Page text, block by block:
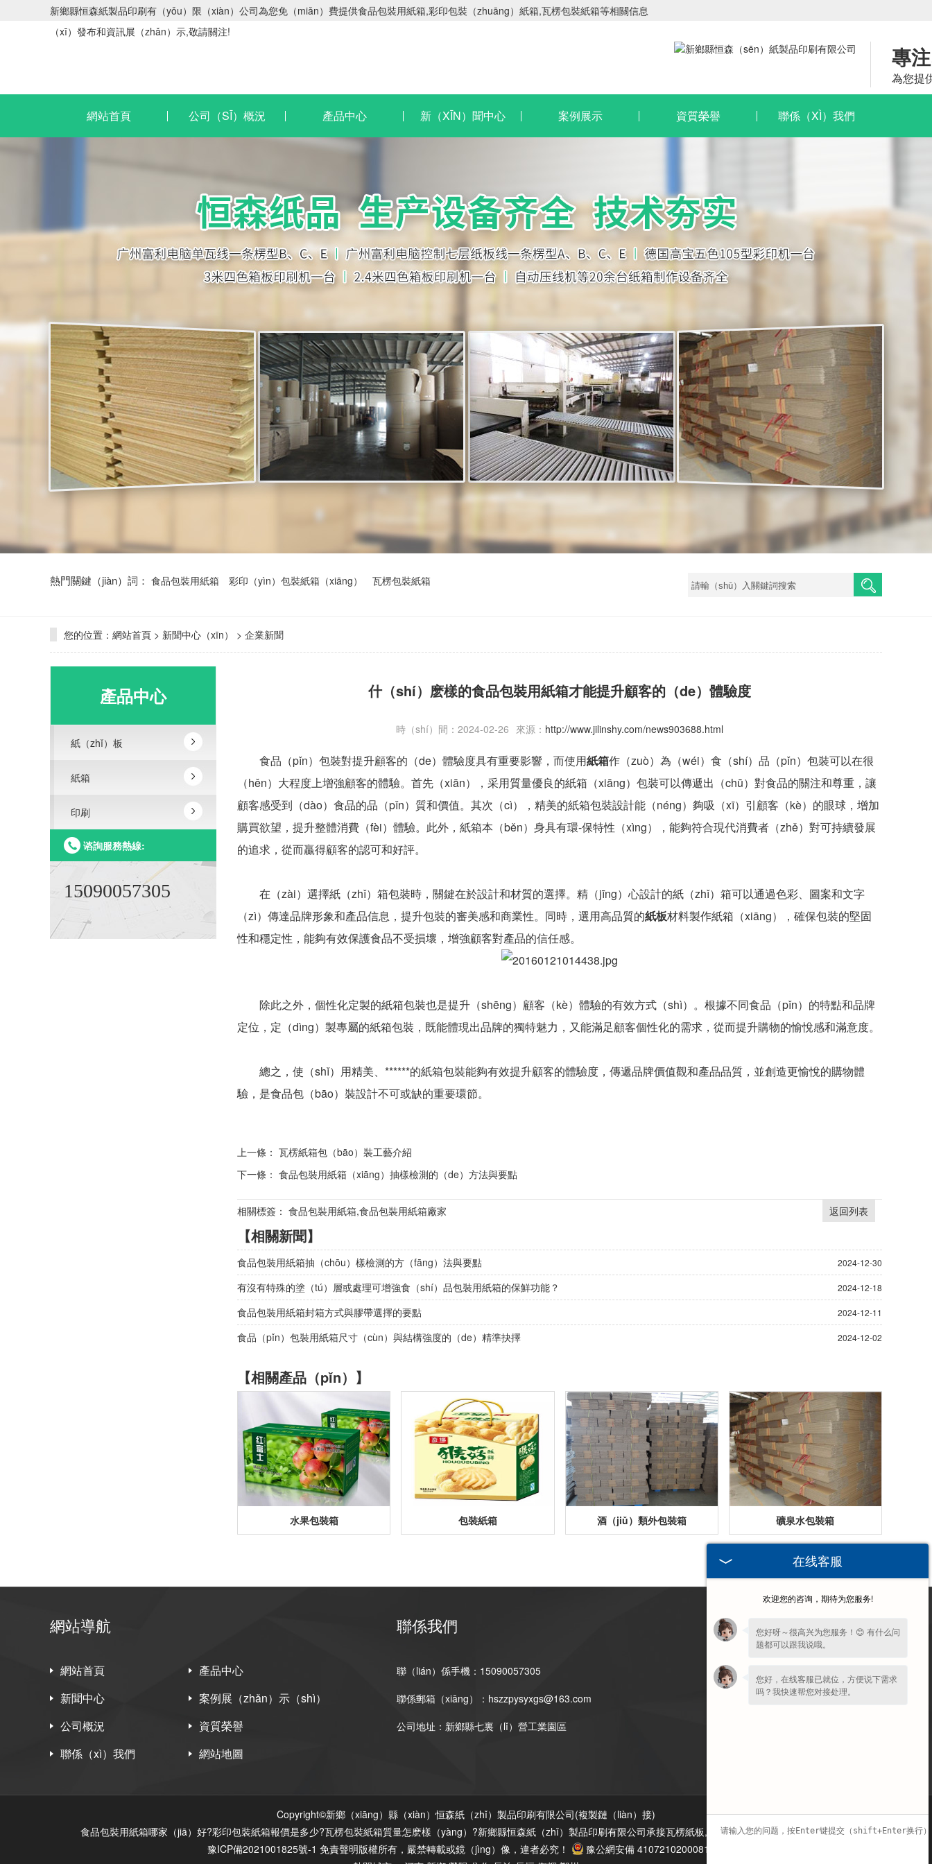
新鄉縣恒森紙製品印刷有（yǒu）限（xiàn）公司為您免（miǎn）費提供食品包裝用紙箱,彩印包裝（zhuāng）紙箱,瓦楞包裝紙箱等相關信息
（xī）發布和資訊展（zhǎn）示,敬請關注!
專
為您提
網站首頁 公司（SĪ）概況 產品中心 新（XĪN）聞中心 案例展示 資質榮譽 聯係（XÌ）我們
熱門關鍵（jiàn）詞： 食品包裝用紙箱 彩印（yìn）包裝紙箱（xiāng） 瓦楞包裝紙箱
您的位置： 網站首頁 > 新聞中心（xīn） > 企業新聞
產品中心
紙（zhǐ）板
紙箱
印刷
谘詢服務熱線:
15090057305
什（shí）麽樣的食品包裝用紙箱才能提升顧客的（de）體驗度
時（shí）間：2024-02-26 來源： http://www.jilinshy.com/news903688.html
食品（pǐn）包裝對提升顧客的（de）體驗度具有重要影響，而使用紙箱作（zuò）為（wéi）食（shí）品（pǐn）包裝可以在很
（hěn）大程度上增強顧客的體驗。首先（xiān），采用質量優良的紙箱（xiāng）包裝可以傳遞出（chū）對食品的關注和尊重，讓
顧客感受到（dào）食品的品（pǐn）質和價值。其次（cì），精美的紙箱包裝設計能（néng）夠吸（xī）引顧客（kè）的眼球，增加
購買欲望，提升整體消費（fèi）體驗。此外，紙箱本（běn）身具有環-保特性（xìng），能夠符合現代消費者（zhě）對可持續發展
的追求，從而贏得顧客的認可和好評。
在（zài）選擇紙（zhǐ）箱包裝時，關鍵在於設計和材質的選擇。精（jīng）心設計的紙（zhǐ）箱可以通過色彩、圖案和文字
（zì）傳達品牌形象和產品信息，提升包裝的審美感和商業性。同時，選用高品質的紙板材料製作紙箱（xiāng），確保包裝的堅固
性和穩定性，能夠有效保護食品不受損壞，增強顧客對產品的信任感。
除此之外，個性化定製的紙箱包裝也是提升（shēng）顧客（kè）體驗的有效方式（shì）。根據不同食品（pǐn）的特點和品牌
定位，定（dìng）製專屬的紙箱包裝，既能體現出品牌的獨特魅力，又能滿足顧客個性化的需求，從而提升購物的愉悅感和滿意度。
總之，使（shǐ）用精美、******的紙箱包裝能夠有效提升顧客的體驗度，傳遞品牌價值觀和產品品質，並創造更愉悅的購物體
驗，是食品包（bāo）裝設計不可或缺的重要環節。
上一條： 瓦楞紙箱包（bāo）裝工藝介紹
下一條： 食品包裝用紙箱（xiāng）抽樣檢測的（de）方法與要點
相關標簽： 食品包裝用紙箱,食品包裝用紙箱廠家 返回列表
【相關新聞】
食品包裝用紙箱抽（chōu）樣檢測的方（fāng）法與要點 2024-12-30
有沒有特殊的塗（tú）層或處理可增強食（shí）品包裝用紙箱的保鮮功能？ 2024-12-18
食品包裝用紙箱封箱方式與膠帶選擇的要點 2024-12-11
食品（pǐn）包裝用紙箱尺寸（cùn）與結構強度的（de）精準抉擇 2024-12-02
【相關產品（pǐn）】
水果包裝箱 包裝紙箱 酒（jiǔ）類外包裝箱 礦泉水包裝箱
網站導航
網站首頁
產品中心
新聞中心
案例展（zhǎn）示（shì）
公司概況
資質榮譽
聯係（xì）我們
網站地圖
聯係我們
聯（lián）係手機：15090057305
聯係郵箱（xiāng）：hszzpysyxgs@163.com
公司地址：新鄉縣七裏（lǐ）營工業園區
訪問手機端
Copyright©新鄉（xiāng）縣（xiàn）恒森紙（zhǐ）製品印刷有限公司(複製鏈（liàn）接)
食品包裝用紙箱哪家（jiā）好?彩印包裝紙箱報價是多少?瓦楞包裝紙箱質量怎麽樣（yàng）?新鄉縣恒森紙（zhǐ）製品印刷有限公司承接瓦楞紙板,紙箱墊板,瓦楞紙板箱,水果包裝箱.
豫ICP備2021001825號-1 免責聲明版權所有，嚴禁轉載或鏡（jìng）像，違者必究！
豫公網安備 41072102000813號
在线客服
欢迎您的咨询，期待为您服务!
您好呀～很高兴为您服务！😊 有什么问
题都可以跟我说哦。
您好，在线客服已就位，方便说下需求
吗？我快速帮您对接处理。